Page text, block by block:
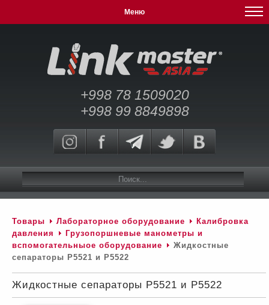
Меню
+998 78 1509020
+998 99 8849898
Товары Лабораторное оборудование
Калибровка
давления
Грузопоршневые манометры и
вспомогательныое оборудование
Жидкостные
сепараторы P5521 и P5522
Жидкостные сепараторы P5521 и P5522